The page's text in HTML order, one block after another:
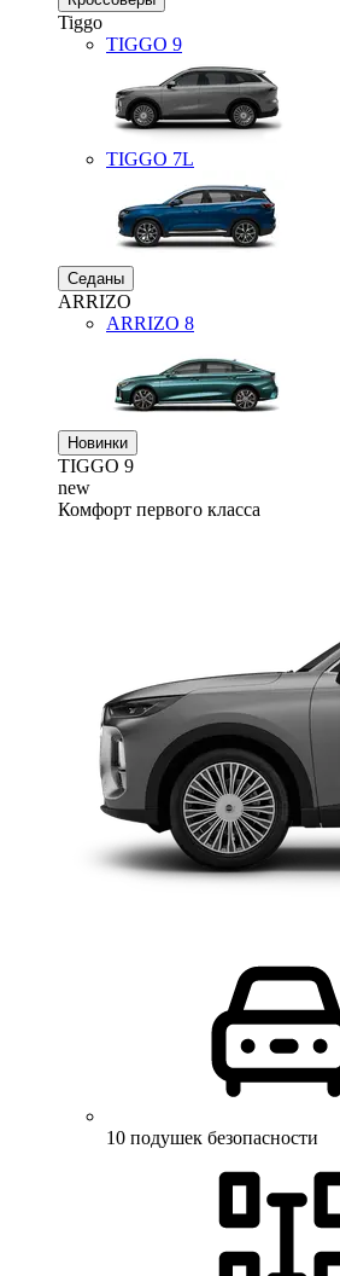
Tiggo
TIGGO 9
TIGGO 7L
Седаны
ARRIZO
ARRIZO 8
Новинки
TIGGO 9
new
Комфорт первого класса
10 подушек безопасности